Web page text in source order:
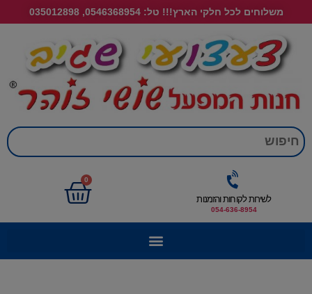
משלוחים לכל חלקי הארץ!!! טל: 0546368954, 035012898
לשירות לקוחות והזמנות
054-636-8954
0